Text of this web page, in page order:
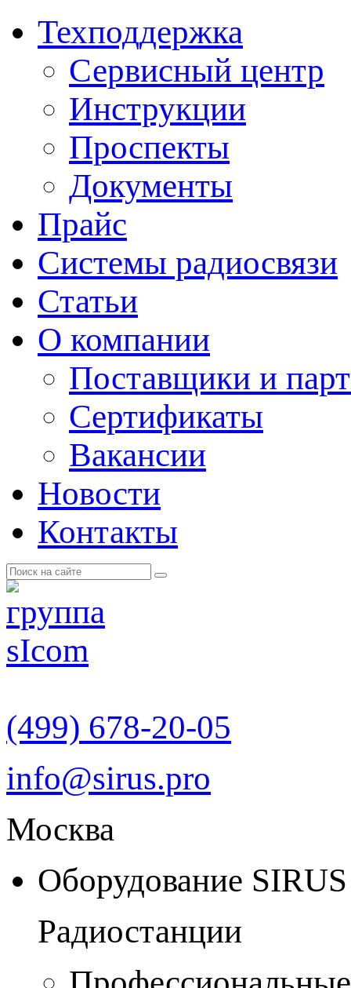
Техподдержка
Сервисный центр
Инструкции
Проспекты
Документы
Прайс
Системы радиосвязи
Статьи
О компании
Поставщики и
Cертификаты
Вакансии
Новости
Контакты
(499) 678-20-05
info@sirus.pro
Москва
Оборудование SIRUS
Радиостанции